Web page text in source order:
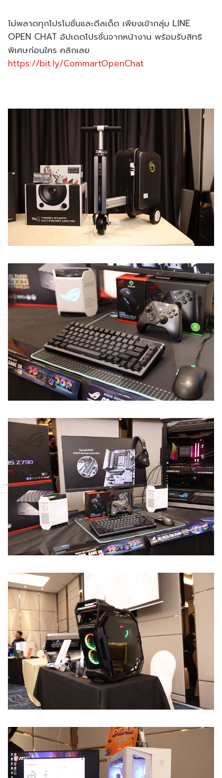
ไม่พลาดทุกโปรโมชั่นและดีลเด็ด เพียงเข้ากลุ่ม LINE
OPEN CHAT อัปเดตโปรชั่นจากหน้างาน พร้อมรับสิทธิ
พิเศษก่อนใคร คลิกเลย
https://bit.ly/CommartOpenChat